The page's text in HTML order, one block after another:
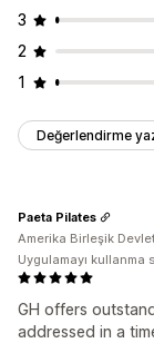
3
2
1
Değerlendirme
GH offers
addressed in a
Paeta Pilates
Amerika Birleşik
Uygulamayı kullanma